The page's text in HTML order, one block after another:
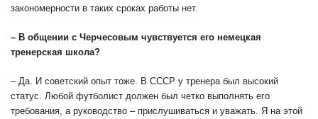
закономерности в таких сроках работы нет.
– В общении с Черчесовым чувствуется его немецкая
тренерская школа?
– Да. И советский опыт тоже. В СССР у тренера был высокий
статус. Любой футболист должен был четко выполнять его
требования, а руководство – прислушиваться и уважать. Я на этой